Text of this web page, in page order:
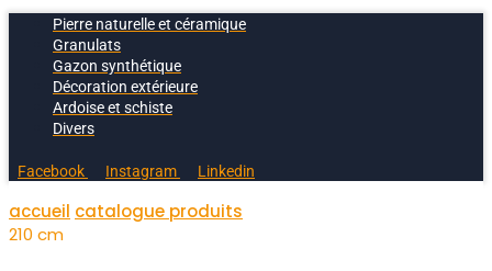
Pierre naturelle et céramique
Granulats
Gazon synthétique
Décoration extérieure
Ardoise et schiste
Divers
Facebook Instagram Linkedin
accueil catalogue produits
210 cm